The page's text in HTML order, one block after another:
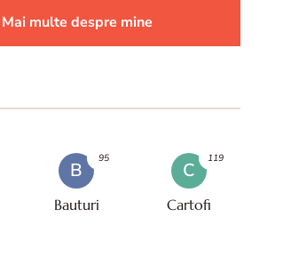
Mai multe despre mine
B
Bauturi
95
C
Cartofi
119